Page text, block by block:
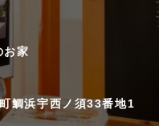
鯛浜宇西ノ須33番地1